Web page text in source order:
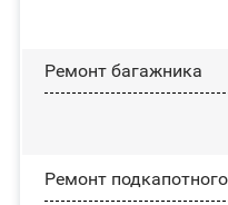
Ремонт багажника
Ремонт